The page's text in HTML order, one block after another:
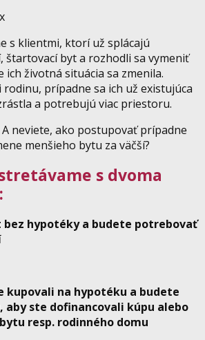
s klientmi, ktorí už splácajú
štartovací byt a rozhodli sa vymeniť
ich životná situácia sa zmenila.
prípadne sa ich už existujúca
a potrebujú viac priestoru.
neviete, ako postupovať prípadne
menšieho bytu za väčší?
s dvoma
bez hypotéky a budete potrebovať
kupovali na hypotéku a budete
aby ste dofinancovali kúpu alebo
resp. rodinného domu